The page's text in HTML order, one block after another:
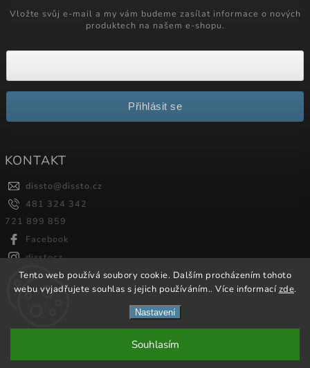
Tento web používá soubory cookie. Dalším procházením tohoto
webu vyjadřujete souhlas s jejich používáním.. Více informacízde.
Nastavení
Souhlasím
Vložte svůj e-mail a my vám budeme zasílat informace o nových
produktech na našem e-shopu.
Přihlásit se
KONTAKT
dissto@dissto.cz
481 324 342
721 899 859
Facebook
disstocz
Shoptet| Design